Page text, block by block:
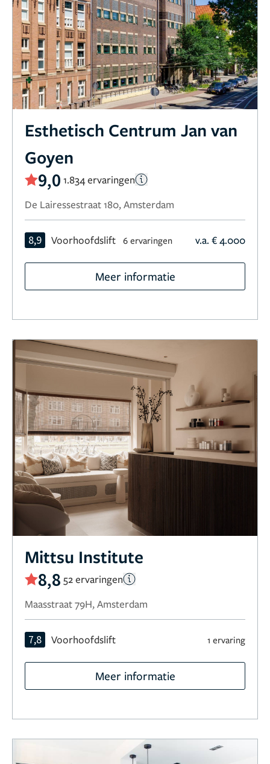
Esthetisch Centrum Jan van
Goyen
9,0 1.834 ervaringen
De Lairessestraat 180, Amsterdam
8,9 Voorhoofdslift 6 ervaringen v.a. € 4.000
Meer informatie
Mittsu Institute
8,8 52 ervaringen
Maasstraat 79H, Amsterdam
7,8 Voorhoofdslift 1 ervaring
Meer informatie